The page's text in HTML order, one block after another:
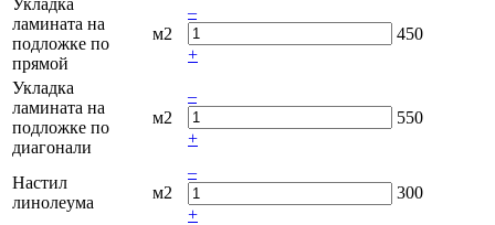
ламината на
подложке по
прямой
м2
–
+
450
Укладка
ламината на
подложке по
диагонали
м2
–
+
550
Настил
линолеума
м2
–
+
300